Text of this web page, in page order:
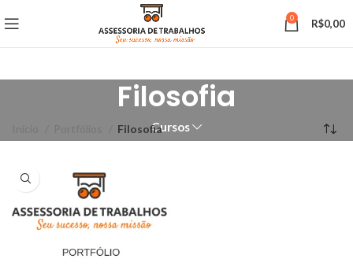
0 R$0,00
Filosofia
Cursos
Filosofia